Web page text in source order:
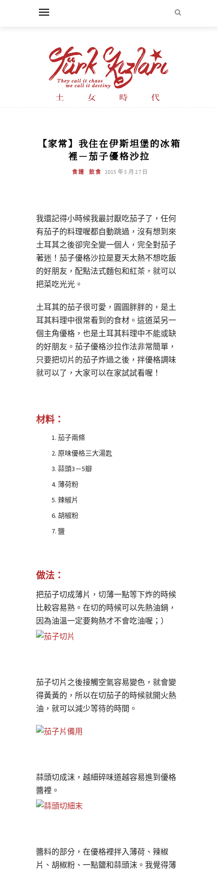
【家常】我住在伊斯坦堡的冰箱
裡－茄子優格沙拉
食譜 飲食 2015 年 5 月 27 日
我還記得小時候我最討厭吃茄子了，任何
有茄子的料理喔都自動跳過，沒有想到來
土耳其之後卻完全變一個人，完全對茄子
著迷！茄子優格沙拉是夏天太熱不想吃飯
的好朋友，配點法式麵包和紅茶，就可以
把菜吃光光。
土耳其的茄子很可愛，圓圓胖胖的，是土
耳其料理中很常看到的食材。這道菜另一
個主角優格，也是土耳其料理中不能或缺
的好朋友。茄子優格沙拉作法非常簡單，
只要把切片的茄子炸過之後，拌優格調味
就可以了，大家可以在家試試看喔！
材料：
茄子兩條
原味優格三大湯匙
蒜頭3－5瓣
薄荷粉
辣椒片
胡椒粉
鹽
做法：
把茄子切成薄片，切薄一點等下炸的時候
比較容易熟。在切的時候可以先熱油鍋，
因為油溫一定要夠熱才不會吃油喔；）
茄子切片之後接觸空氣容易變色，就會變
得黃黃的，所以在切茄子的時候就開火熱
油，就可以減少等待的時間。
蒜頭切成沫，越細碎味道越容易進到優格
醬裡。
醬料的部分，在優格裡拌入薄荷、辣椒
片、胡椒粉、一點鹽和蒜頭沫。我覺得薄